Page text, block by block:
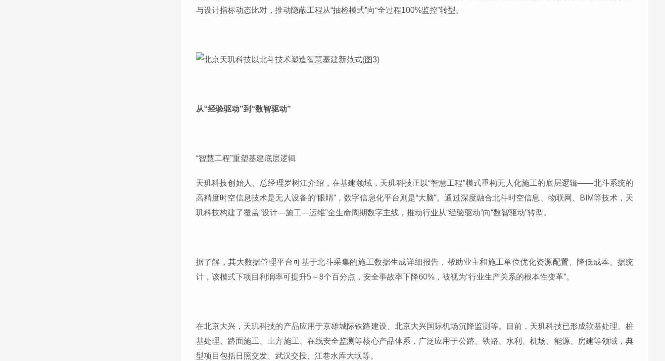
与设计指标动态比对，推动隐蔽工程从“抽检模式”向“全过程100%监控”转型。
从“经验驱动”到“数智驱动”
“智慧工程”重塑基建底层逻辑
天玑科技创始人、总经理罗树江介绍，在基建领域，天玑科技正以“智慧工程”模式重构无人化施工的底层逻辑——北斗系统的
高精度时空信息技术是无人设备的“眼睛”，数字信息化平台则是“大脑”。通过深度融合北斗时空信息、物联网、BIM等技术，天
玑科技构建了覆盖“设计—施工—运维”全生命周期数字主线，推动行业从“经验驱动”向“数智驱动”转型。
据了解，其大数据管理平台可基于北斗采集的施工数据生成详细报告，帮助业主和施工单位优化资源配置、降低成本。据统
计，该模式下项目利润率可提升5～8个百分点，安全事故率下降60%，被视为“行业生产关系的根本性变革”。
在北京大兴，天玑科技的产品应用于京雄城际铁路建设、北京大兴国际机场沉降监测等。目前，天玑科技已形成软基处理、桩
基处理、路面施工、土方施工、在线安全监测等核心产品体系，广泛应用于公路、铁路、水利、机场、能源、房建等领域，典
型项目包括日照交发、武汉交投、江巷水库大坝等。